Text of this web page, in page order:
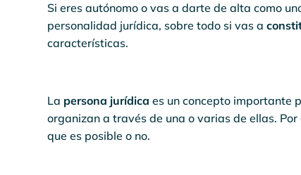
Si eres autónomo o vas a darte de alta como
personalidad jurídica, sobre todo si vas a
características.
La persona jurídica es un concepto importante
organizan a través de una o varias de ellas.
que es posible o no.